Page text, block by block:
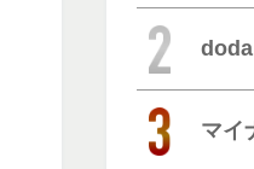
doda
マイ